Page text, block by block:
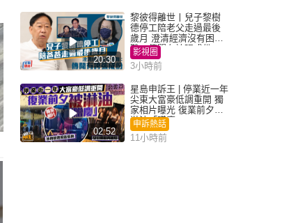
20:30
黎彼得離世丨兒子黎樹
德停工陪老父走過最後
歲月 澄清經濟沒有困
難：傳聞有誇張成份
影視圈
3小時前
02:52
星島申訴王 | 停業近一年
尖東大富豪低調重開 獨
家相片曝光 復業前夕被
淋油「贈慶」
申訴熱話
11小時前